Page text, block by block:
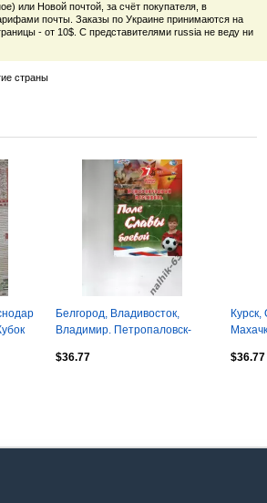
или Новой почтой, за счёт покупателя, в
почты. Заказы по Украине принимаются на
- от 10$. С представителями russia не веду ни
страны
Белгород, Владивосток,
Владимир. Петропаловск-
$36.77
$36.77